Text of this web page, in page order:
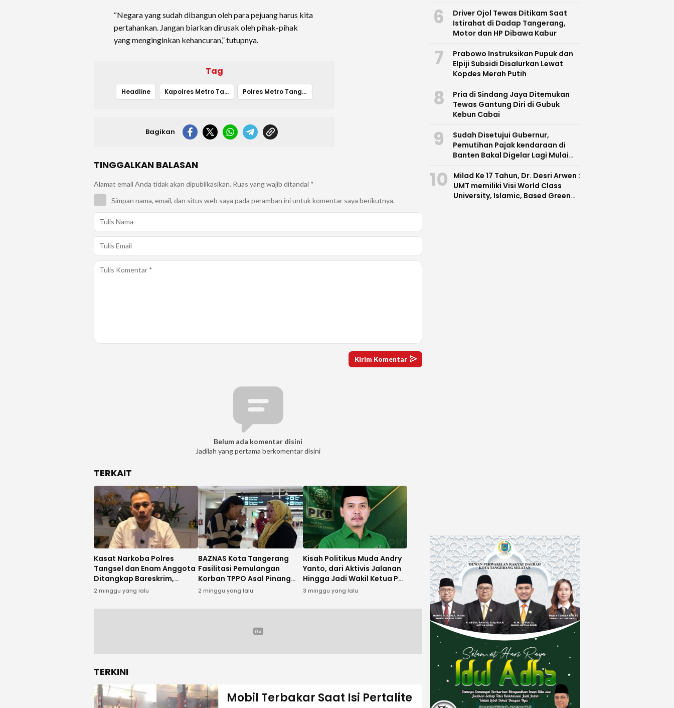
“Negara yang sudah dibangun oleh para pejuang harus kita
pertahankan. Jangan biarkan dirusak oleh pihak-pihak
yang menginginkan kehancuran,” tutupnya.
Tag
Headline Kapolres Metro Tangerang kota Polres Metro Tangerang kota
Bagikan
TINGGALKAN BALASAN
Alamat email Anda tidak akan dipublikasikan. Ruas yang wajib ditandai *
Simpan nama, email, dan situs web saya pada peramban ini untuk komentar saya berikutnya.
Belum ada komentar disini
Jadilah yang pertama berkomentar disini
TERKAIT
Kasat Narkoba Polres
Tangsel dan Enam Anggota
Ditangkap Bareskrim,
Diduga Terlibat Kasus
2 minggu yang lalu
BAZNAS Kota Tangerang
Fasilitasi Pemulangan
Korban TPPO Asal Pinang
dari Kamboja
2 minggu yang lalu
Kisah Politikus Muda Andry
Yanto, dari Aktivis Jalanan
Hingga Jadi Wakil Ketua PKB
Kota Tangerang
3 minggu yang lalu
TERKINI
Mobil Terbakar Saat Isi Pertalite
6
Driver Ojol Tewas Ditikam Saat
Istirahat di Dadap Tangerang,
Motor dan HP Dibawa Kabur
7
Prabowo Instruksikan Pupuk dan
Elpiji Subsidi Disalurkan Lewat
Kopdes Merah Putih
8
Pria di Sindang Jaya Ditemukan
Tewas Gantung Diri di Gubuk
Kebun Cabai
9
Sudah Disetujui Gubernur,
Pemutihan Pajak kendaraan di
Banten Bakal Digelar Lagi Mulai
10
Milad Ke 17 Tahun, Dr. Desri Arwen :
UMT memiliki Visi World Class
University, Islamic, Based Green